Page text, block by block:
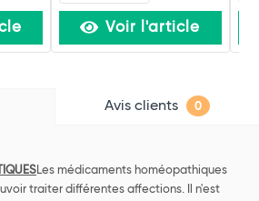
Voir l'article
Avis clients 0
Les médicaments homéopathiques
traiter différentes affections. Il n'est